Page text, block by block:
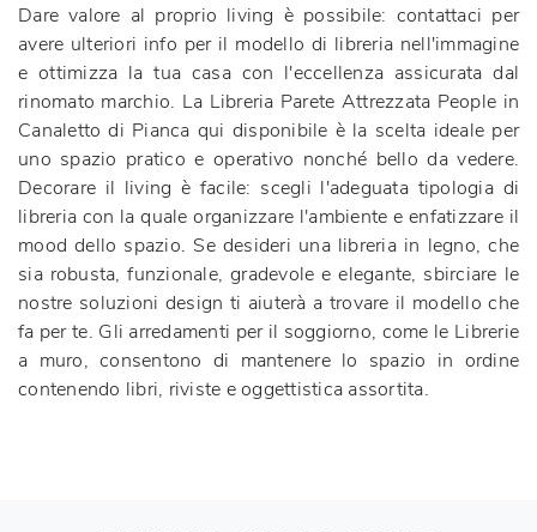
Dare valore al proprio living è possibile: contattaci per
avere ulteriori info per il modello di libreria nell'immagine
e ottimizza la tua casa con l'eccellenza assicurata dal
rinomato marchio. La Libreria Parete Attrezzata People in
Canaletto di Pianca qui disponibile è la scelta ideale per
uno spazio pratico e operativo nonché bello da vedere.
Decorare il living è facile: scegli l'adeguata tipologia di
libreria con la quale organizzare l'ambiente e enfatizzare il
mood dello spazio. Se desideri una libreria in legno, che
sia robusta, funzionale, gradevole e elegante, sbirciare le
nostre soluzioni design ti aiuterà a trovare il modello che
fa per te. Gli arredamenti per il soggiorno, come le Librerie
a muro, consentono di mantenere lo spazio in ordine
contenendo libri, riviste e oggettistica assortita.